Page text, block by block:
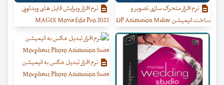
نرم افزار متحرک سازی تصویر و
ساخت انیمیشن DP Animation Maker
نرم افزار ویرایش فایل های ویدئویی
MAGIX Movie Edit Pro 2022
نرم افزار تبدیل عکس به انیمیشن
Morpheus Photo Animation Suite